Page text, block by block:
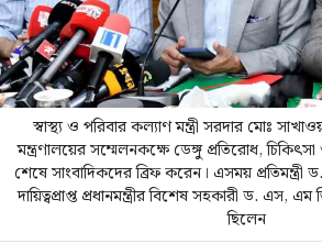
স্বাস্থ্য ও পরিবার কল্যাণ মন্ত্রী সরদার মোঃ
মন্ত্রণালয়ের সম্মেলনকক্ষে ডেঙ্গু প্রতিরোধ,
শেষে সাংবাদিকদের ব্রিফ করেন। এসময়
দায়িত্বপ্রাপ্ত প্রধানমন্ত্রীর বিশেষ সহকারী ড. এস,
ছিলেন